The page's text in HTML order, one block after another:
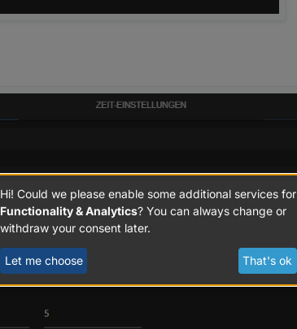
Hi! Could we please enable some additional services for
Functionality & Analytics? You can always change or
withdraw your consent later.
Let me choose That's ok